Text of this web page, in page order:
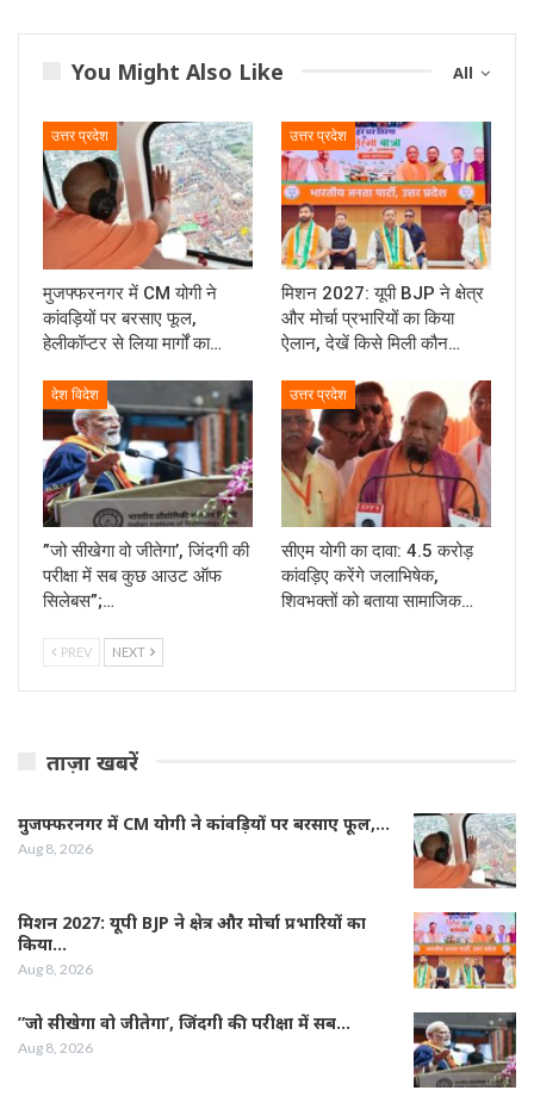
All
You Might Also Like
उत्तर प्रदेश
मुजफ्फरनगर में CM योगी ने
कांवड़ियों पर बरसाए फूल,
हेलीकॉप्टर से लिया मार्गों का…
उत्तर प्रदेश
मिशन 2027: यूपी BJP ने क्षेत्र
और मोर्चा प्रभारियों का किया
ऐलान, देखें किसे मिली कौन…
देश विदेश
”जो सीखेगा वो जीतेगा’, जिंदगी की
परीक्षा में सब कुछ आउट ऑफ
सिलेबस”;…
उत्तर प्रदेश
सीएम योगी का दावा: 4.5 करोड़
कांवड़िए करेंगे जलाभिषेक,
शिवभक्तों को बताया सामाजिक…
PREV NEXT
ताज़ा खबरें
मुजफ्फरनगर में CM योगी ने कांवड़ियों पर बरसाए फूल,…
Aug 8, 2026
मिशन 2027: यूपी BJP ने क्षेत्र और मोर्चा प्रभारियों का
किया…
Aug 8, 2026
”जो सीखेगा वो जीतेगा’, जिंदगी की परीक्षा में सब…
Aug 8, 2026